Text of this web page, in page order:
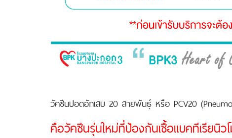
วัคซีนปอดอักเสบ 20 สายพันธุ์ หรือ PCV20
คือวัคซีนรุ่นใหม่ที่ป้องกันเชื้อแบคทีเรียนิ